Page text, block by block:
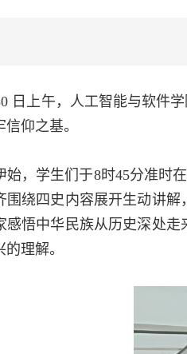
日上午，人工智能与软件
仰之基。
始，学生们于8时45分准时
围绕四史内容展开生动讲解
感悟中华民族从历史深处
理解。